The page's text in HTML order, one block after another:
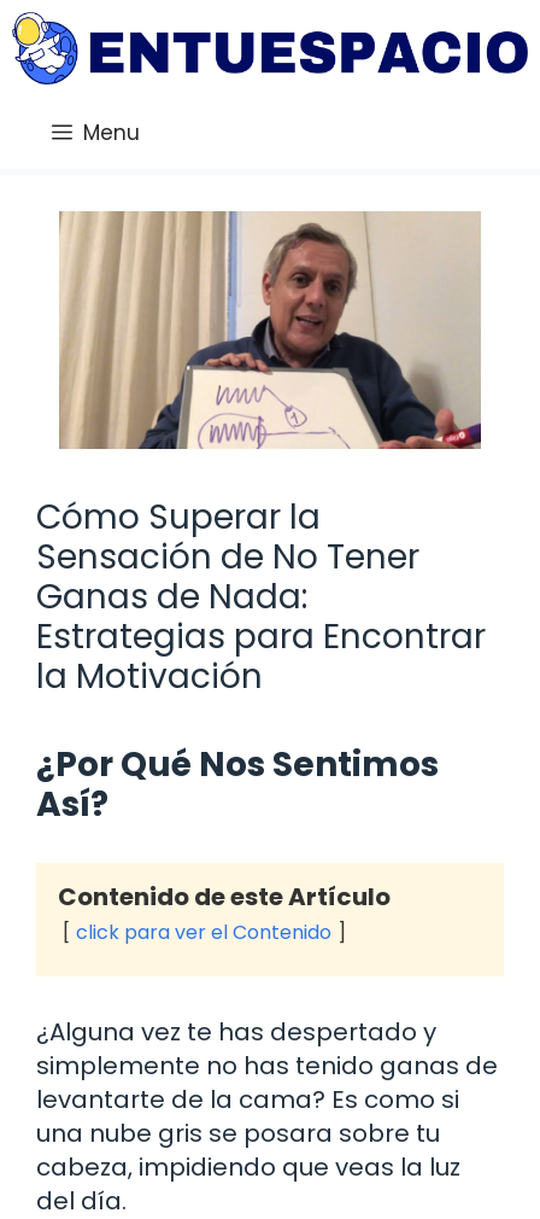
Saltar
al
contenido
Menu
Cómo Superar la
Sensación de No Tener
Ganas de Nada:
Estrategias para Encontrar
la Motivación
¿Por Qué Nos Sentimos
Así?
Contenido de este Artículo
click para ver el Contenido
¿Alguna vez te has despertado y
simplemente no has tenido ganas de
levantarte de la cama? Es como si
una nube gris se posara sobre tu
cabeza, impidiendo que veas la luz
del día.